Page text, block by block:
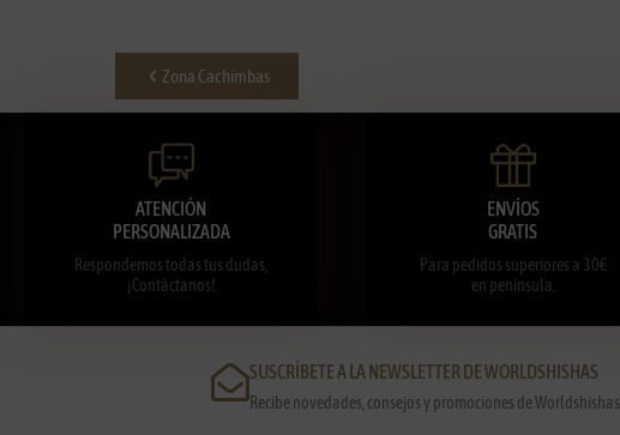
Zona Cachimbas
ATENCIÓN
PERSONALIZADA
Respondemos todas tus dudas,
¡Contáctanos!
ENVÍOS
GRATIS
Para pedidos superiores a 30€
en península.
SUSCRÍBETE A LA NEWSLETTER DE WORLDSHISHAS
Recibe novedades, consejos y promociones de Worldshishas.